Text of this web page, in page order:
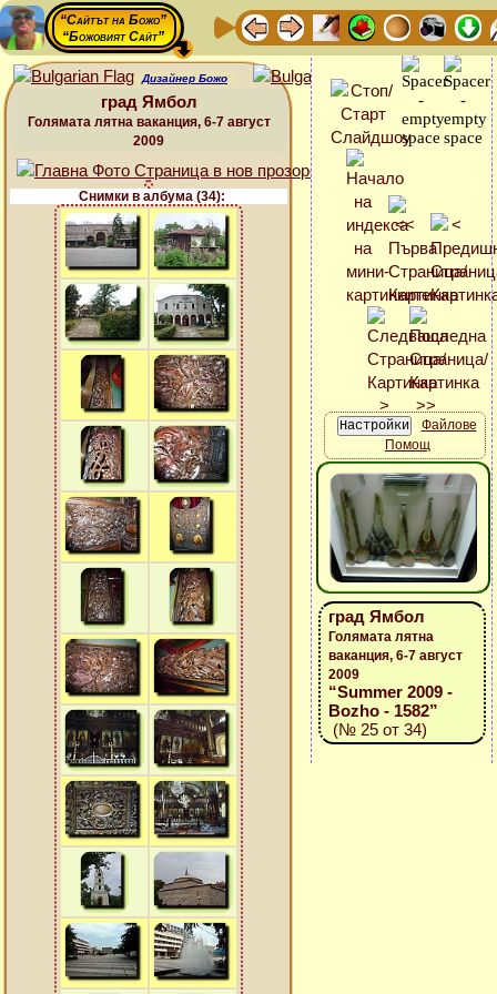
“Сайтът на Божо”
“Божовият Сайт”
Дизайнер Божо
град Ямбол
Голямата лятна ваканция, 6-7 август
2009
Снимки в албума (34):
Файлове
Помощ
град Ямбол
Голямата лятна
ваканция, 6-7 август
2009
“Summer 2009 -
Bozho - 1582”
(№ 25 от 34)